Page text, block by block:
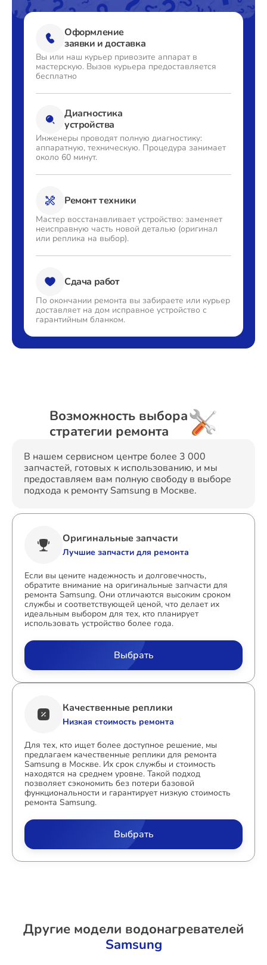
Оформление
заявки и доставка
Вы или наш курьер привозите аппарат в
мастерскую. Вызов курьера предоставляется
бесплатно
Диагностика
устройства
Инженеры проводят полную диагностику:
аппаратную, техническую. Процедура занимает
около 60 минут.
Ремонт техники
Мастер восстанавливает устройство: заменяет
неисправную часть новой деталью (оригинал
или реплика на выбор).
Сдача работ
По окончании ремонта вы забираете или курьер
доставляет на дом исправное устройство с
гарантийным бланком.
Возможность выбора
стратегии ремонта
В нашем сервисном центре более 3 000
запчастей, готовых к использованию, и мы
предоставляем вам полную свободу в выборе
подхода к ремонту Samsung в Москве.
Оригинальные запчасти
Лучшие запчасти для ремонта
Если вы цените надежность и долговечность,
обратите внимание на оригинальные запчасти для
ремонта Samsung. Они отличаются высоким сроком
службы и соответствующей ценой, что делает их
идеальным выбором для тех, кто планирует
использовать устройство более года.
Выбрать
Качественные реплики
Низкая стоимость ремонта
Для тех, кто ищет более доступное решение, мы
предлагаем качественные реплики для ремонта
Samsung в Москве. Их срок службы и стоимость
находятся на среднем уровне. Такой подход
позволяет сэкономить без потери базовой
функциональности и гарантирует низкую стоимость
ремонта Samsung.
Выбрать
Другие модели водонагревателей
Samsung